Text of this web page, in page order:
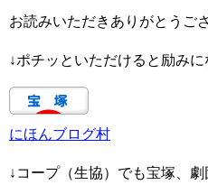
お読みいただきありがとうご
↓ポチッといただけると励み
にほんブログ村
↓コープ（生協）でも宝塚、